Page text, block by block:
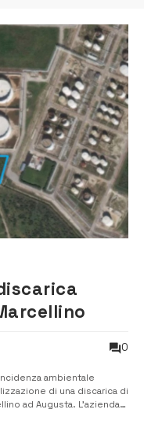
0
ambientale
di una discarica di
ad Augusta. L’azienda